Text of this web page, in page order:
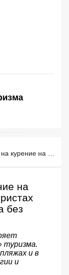
на
без
туризма.
и в
и